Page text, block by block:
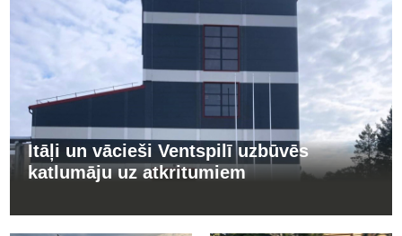
Itāļi un vācieši Ventspilī uzbūvēs
katlumāju uz atkritumiem